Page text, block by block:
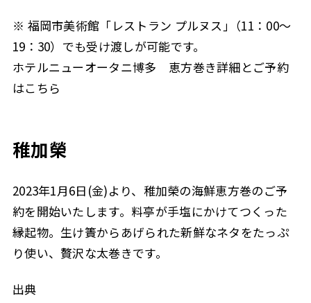
※ 福岡市美術館「レストラン プルヌス｣（11：00〜
19：30）でも受け渡しが可能です。
ホテルニューオータニ博多 恵方巻き詳細とご予約
はこちら
稚加榮
2023年1月6日(金)より、稚加榮の海鮮恵方巻のご予
約を開始いたします。料亭が手塩にかけてつくった
縁起物。生け簀からあげられた新鮮なネタをたっぷ
り使い、贅沢な太巻きです。
出典